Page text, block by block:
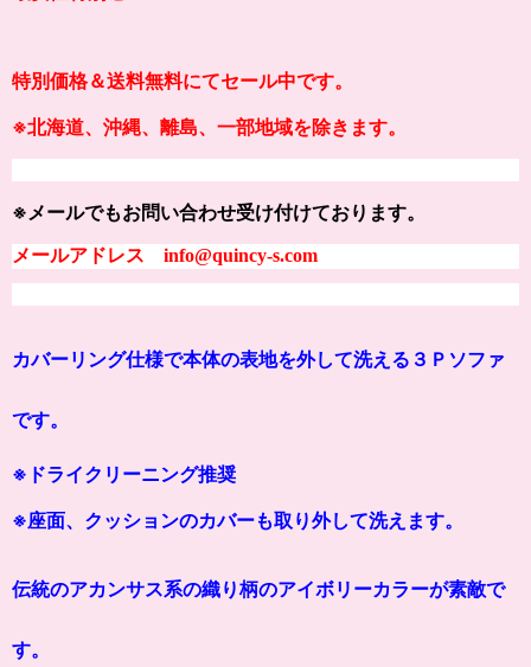
特別価格＆送料無料にてセール中です。
※北海道、沖縄、離島、一部地域を除きます。
※メールでもお問い合わせ受け付けております。
メールアドレス info@quincy-s.com
カバーリング仕様で本体の表地を外して洗える３Ｐソファ
です。
※ドライクリーニング推奨
※座面、クッションのカバーも取り外して洗えます。
伝統のアカンサス系の織り柄のアイボリーカラーが素敵で
す。